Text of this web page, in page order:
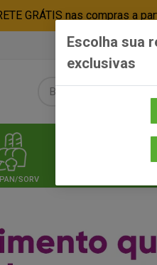
GRÁTIS nas compras a
SORV
Escolha sua
exclusivas